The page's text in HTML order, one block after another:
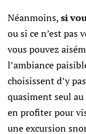
Néanmoins,si
ou si ce n’est pas
vous pouvez
l’ambiance
choisissent d’y
quasiment seul
en profiter pour
une excursion